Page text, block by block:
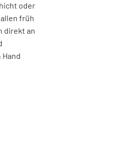
oder
früh
direkt an